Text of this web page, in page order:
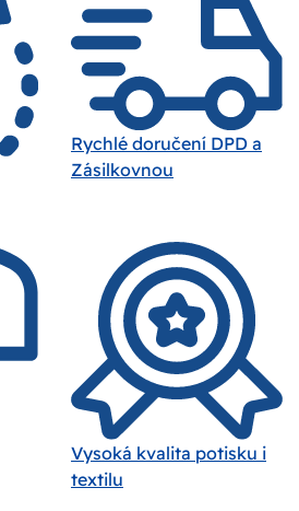
Rychlé doručení DPD a
Zásilkovnou
Vysoká kvalita potisku i
textilu